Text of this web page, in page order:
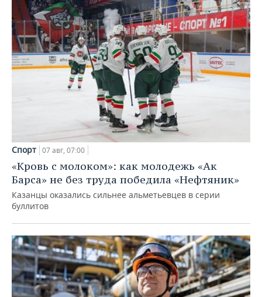
Спорт 07 авг, 07:00
«Кровь с молоком»: как молодежь «Ак
Барса» не без труда победила «Нефтяник»
Казанцы оказались сильнее альметьевцев в серии
буллитов